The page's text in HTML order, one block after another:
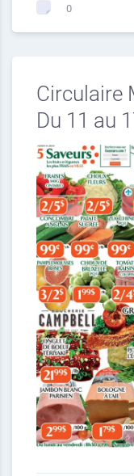
0
Circulaire
Du 11 au